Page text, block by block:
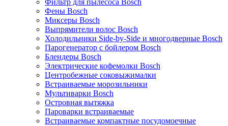
Фильтр для пылесоса Bosch
Фены Bosch
Миксеры Bosch
Выпрямители волос Bosch
Холодильники Side-by-Side и многодверные Bosch
Парогенератор с бойлером Bosch
Блендеры Bosch
Электрические кофемолки Bosch
Центробежные соковыжималки
Встраиваемые морозильники
Мультиварки Bosch
Островная вытяжка
Пароварки встраиваемые
Встраиваемые компактные посудомоечные